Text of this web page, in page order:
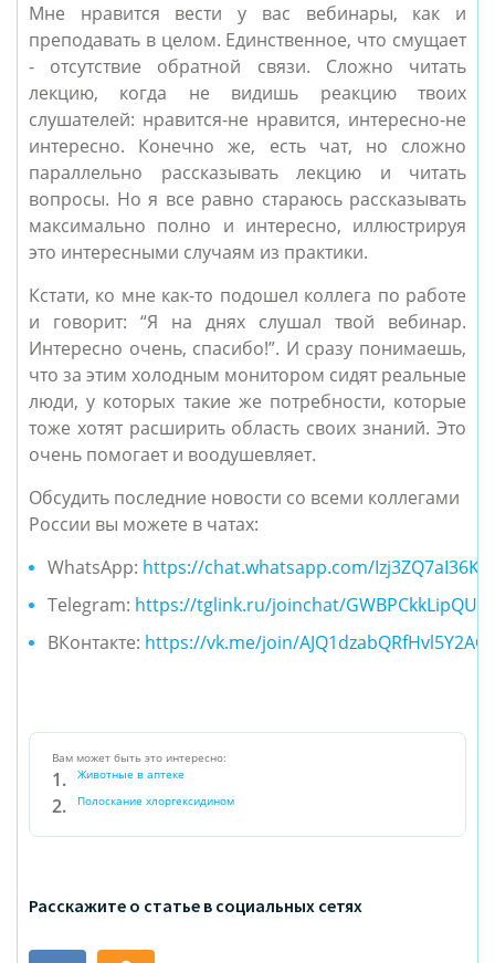
Мне нравится вести у вас вебинары, как и
преподавать в целом. Единственное, что смущает
- отсутствие обратной связи. Сложно читать
лекцию, когда не видишь реакцию твоих
слушателей: нравится-не нравится, интересно-не
интересно. Конечно же, есть чат, но сложно
параллельно рассказывать лекцию и читать
вопросы. Но я все равно стараюсь рассказывать
максимально полно и интересно, иллюстрируя
это интересными случаям из практики.
Кстати, ко мне как-то подошел коллега по работе
и говорит: “Я на днях слушал твой вебинар.
Интересно очень, спасибо!”. И сразу понимаешь,
что за этим холодным монитором сидят реальные
люди, у которых такие же потребности, которые
тоже хотят расширить область своих знаний. Это
очень помогает и воодушевляет.
Обсудить последние новости со всеми коллегами
России вы можете в чатах:
WhatsApp: https://chat.whatsapp.com/
Telegram: https://tglink.ru/joinchat/
ВКонтакте: https://vk.me/join/
Вам может быть это интересно:
Животные в аптеке
Полоскание хлоргексидином
Расскажите о статье в социальных сетях